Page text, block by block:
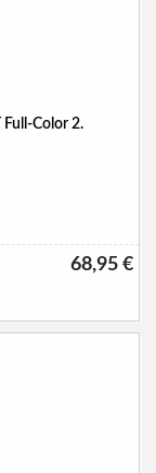
Full-Color 2.
68,95 €